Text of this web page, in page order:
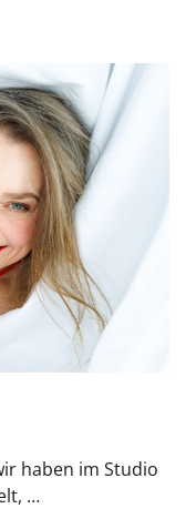
haben im Studio
…